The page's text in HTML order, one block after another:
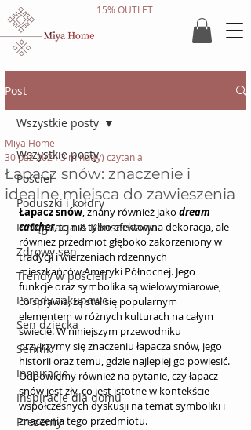
15% OUTLET
Post
Wszystkie posty
Pościel
Poduszki i kołdry
Pielęgnacja & Konserwacja
Zdrowy sen
Trendy w pościeli
Porady zakupowe
Sen dziecka
Sennik
Inspiracje
Inspiracje dla domu
Prezenty
Wszystkie posty
Łapacz snów: znaczenie i
idealne miejsca do zawieszenia
Miya Home
30 paź 20243 minut(y) czytania
Łapacz snów, znany również jako dream
catcher, to nie tylko efektowna dekoracja, ale
również przedmiot głęboko zakorzeniony w
tradycji i wierzeniach rdzennych
mieszkańców Ameryki Północnej. Jego
funkcje oraz symbolika są wielowymiarowe,
co sprawia, że stał się popularnym
elementem w różnych kulturach na całym
świecie. W niniejszym przewodniku
przyjrzymy się znaczeniu łapacza snów, jego
historii oraz temu, gdzie najlepiej go powiesić.
Odpowiemy również na pytanie, czy łapacz
snów jest zły, co jest istotne w kontekście
współczesnych dyskusji na temat symboliki i
znaczenia tego przedmiotu.